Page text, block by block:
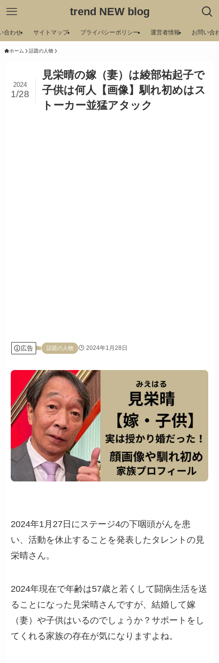
trend NEW blog
合わせ サイトマップ プライバシーポリシー 運営者情報 お問い合
ホーム 話題の人物
見栄晴の嫁（妻）は綾部祐起子で
子供は何人【画像】馴れ初めはス
トーカー並猛アタック
2024
1/28
広告 話題の人物 2024年1月28日
2024年1月27日にステージ4の下咽頭がんを患
い、活動を休止することを発表したタレントの見
栄晴さん。
2024年現在で年齢は57歳と若くして闘病生活を送
ることになった見栄晴さんですが、結婚して嫁
（妻）や子供はいるのでしょうか？サポートをし
てくれる家族の存在が気になりますよね。